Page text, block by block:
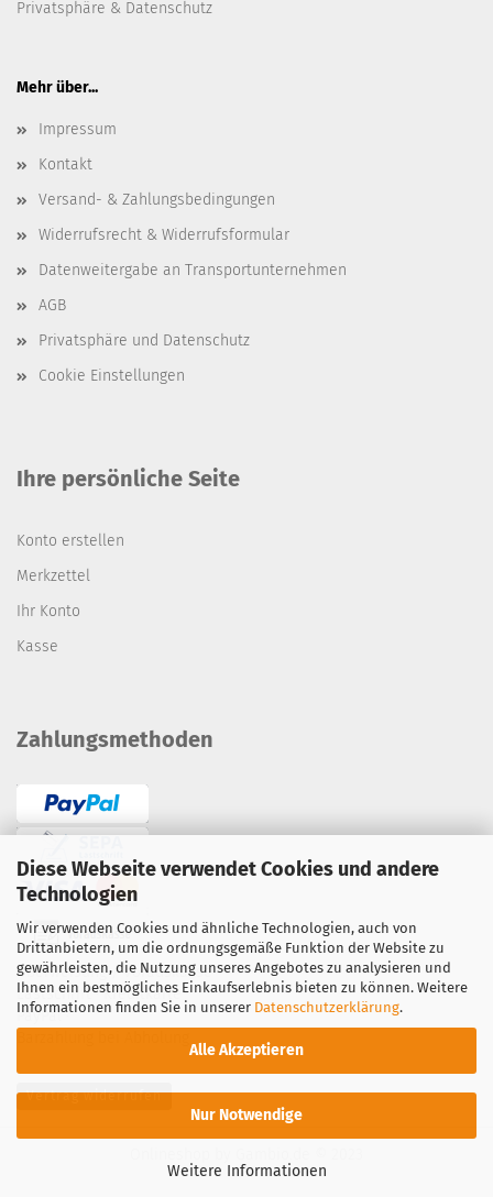
Diese Webseite verwendet Cookies und andere
Technologien
Wir verwenden Cookies und ähnliche Technologien, auch von
Drittanbietern, um die ordnungsgemäße Funktion der Website zu
gewährleisten, die Nutzung unseres Angebotes zu analysieren und
Ihnen ein bestmögliches Einkaufserlebnis bieten zu können. Weitere
Informationen finden Sie in unserer Datenschutzerklärung.
Alle Akzeptieren
Nur Notwendige
Weitere Informationen
Privatsphäre & Datenschutz
Mehr über...
Impressum
Kontakt
Versand- & Zahlungsbedingungen
Widerrufsrecht & Widerrufsformular
Datenweitergabe an Transportunternehmen
AGB
Privatsphäre und Datenschutz
Cookie Einstellungen
Ihre persönliche Seite
Konto erstellen
Merkzettel
Ihr Konto
Kasse
Zahlungsmethoden
Überweisung / Vorauskasse
Lastschrift·Kreditkarte
PayPal·
Vertrag widerrufen